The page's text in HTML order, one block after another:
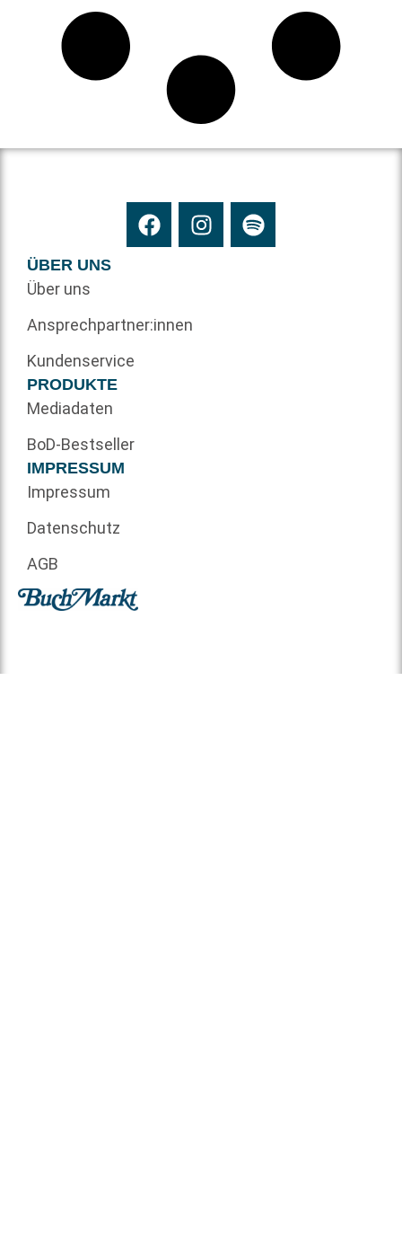
ÜBER UNS
Über uns
Ansprechpartner:innen
Kundenservice
PRODUKTE
Mediadaten
BoD-Bestseller
IMPRESSUM
Impressum
Datenschutz
AGB